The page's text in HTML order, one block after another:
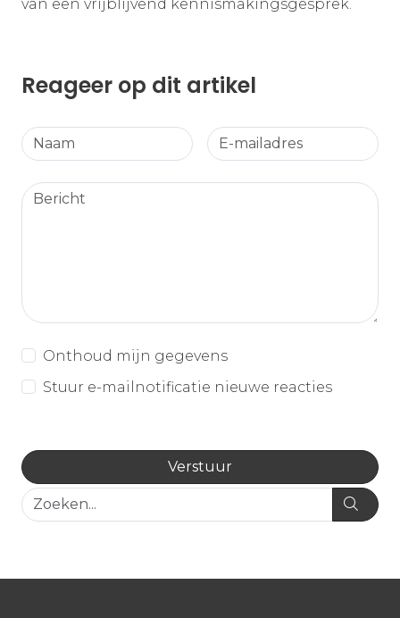
van een vrijblijvend kennismakingsgesprek.
Reageer op dit artikel
Onthoud mijn gegevens
Stuur e-mailnotificatie nieuwe reacties